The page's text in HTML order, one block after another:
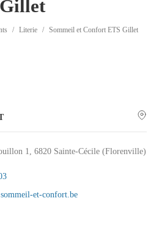
Gillet
/ Literie / Sommeil et Confort ETS Gillet
1, 6820 Sainte-Cécile (Florenville)
et-confort.be